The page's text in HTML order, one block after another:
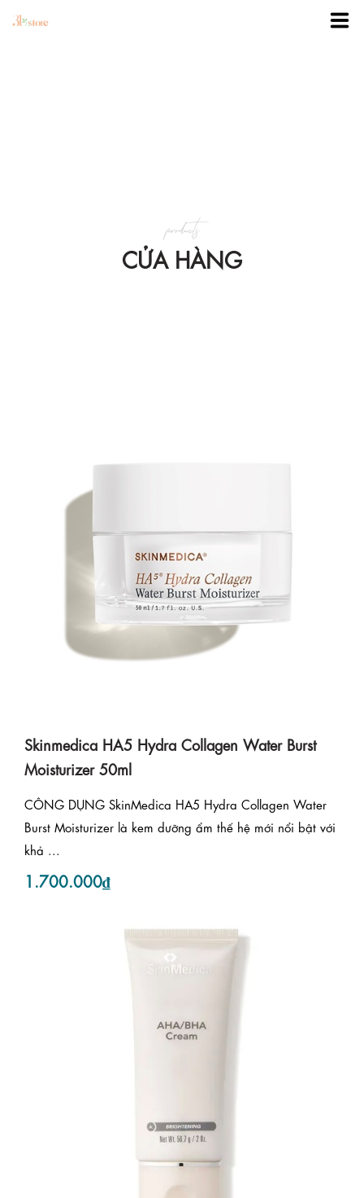
CỬA HÀNG
products
Skinmedica HA5 Hydra Collagen Water Burst
Moisturizer 50ml
CÔNG DỤNG SkinMedica HA5 Hydra Collagen Water
Burst Moisturizer là kem dưỡng ẩm thế hệ mới nổi bật với
khả ...
1.700.000₫